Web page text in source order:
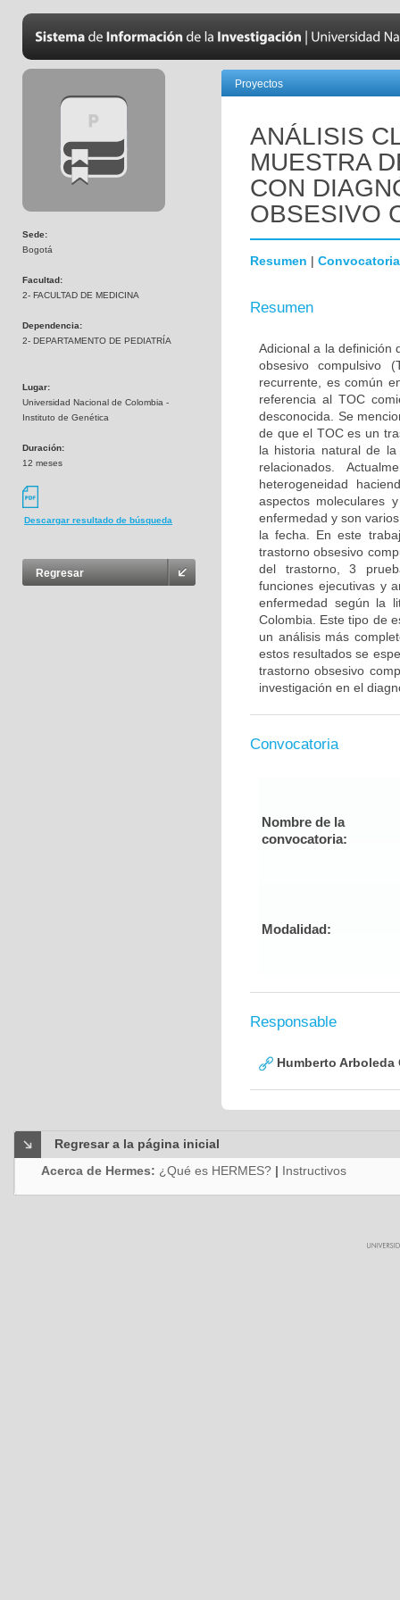
Sede:
Bogotá
Facultad:
2- FACULTAD DE MEDICINA
Dependencia:
2- DEPARTAMENTO DE PEDIATRÍA
Lugar:
Universidad Nacional de Colombia -
Instituto de Genética
Duración:
12 meses
Descargar resultado de búsqueda
Regresar
Proyectos
ANÁLISIS
MUESTRA
CON
OBSESIVO
Resumen | Convocatoria
Resumen
Adicional a la definición
obsesivo compulsivo
recurrente, es común
referencia al TOC
desconocida. Se
de que el TOC es un
la historia natural de
relacionados.
heterogeneidad
aspectos moleculares
enfermedad y son
la fecha. En este
trastorno obsesivo
del trastorno, 3
funciones ejecutivas y
enfermedad según la
Colombia. Este tipo de
un análisis más
estos resultados se
trastorno obsesivo
investigación en el
Convocatoria
Nombre de la
convocatoria:
Modalidad:
Responsable
Humberto Arboleda
Regresar a la página inicial
Acerca de Hermes: ¿Qué es HERMES? | Instructivos